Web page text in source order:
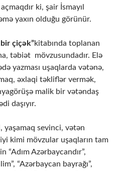
ki, şair İsmayıl
yaxın olduğu görünür.
çiçək”kitabında toplanan
təbiət mövzusundadır. Elə
yazması uşaqlarda vətənə,
əxlaqi təkliflər vermək,
malik bir vətəndaş
daşıyır.
yaşamaq sevinci, vətən
kimi mövzular uşaqların tam
“Adım Azərbaycandır”,
“Azərbаycаn bаyrаğı”,